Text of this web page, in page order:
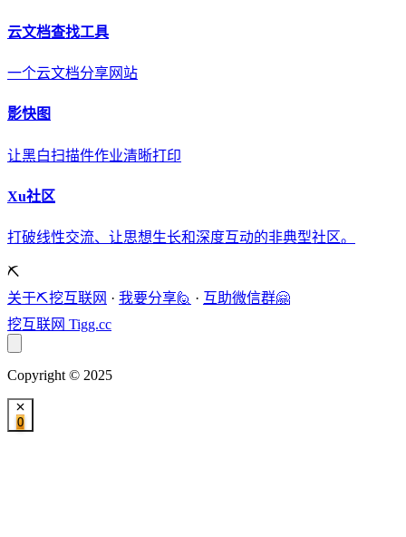
云文档查找工具
一个云文档分享网站
影快图
让黑白扫描件作业清晰打印
Xu社区
打破线性交流、让思想生长和深度互动的非典型社区。
⛏️
关于⛏️挖互联网 · 我要分享🙋 · 互助微信群🤗
挖互联网 Tigg.cc
Copyright © 2025
0